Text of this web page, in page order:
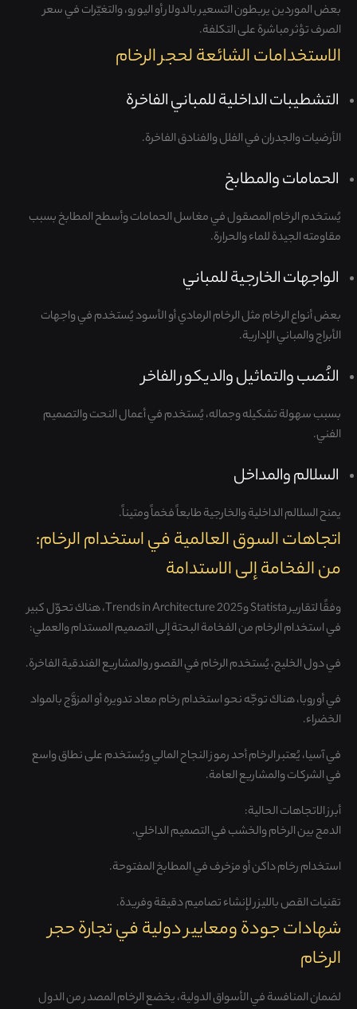
بعض الموردين يربطون التسعير بالدولار أو اليورو، والتغيّرات في سعر
الصرف تؤثر مباشرة على التكلفة.
الاستخدامات الشائعة لحجر الرخام
التشطيبات الداخلية للمباني الفاخرة
الأرضيات والجدران في الفلل والفنادق الفاخرة.
الحمامات والمطابخ
يُستخدم الرخام المصقول في مغاسل الحمامات وأسطح المطابخ بسبب
مقاومته الجيدة للماء والحرارة.
الواجهات الخارجية للمباني
بعض أنواع الرخام مثل الرخام الرمادي أو الأسود يُستخدم في واجهات
الأبراج والمباني الإدارية.
النُصب والتماثيل والديكور الفاخر
بسبب سهولة تشكيله وجماله، يُستخدم في أعمال النحت والتصميم
الفني.
السلالم والمداخل
يمنح السلالم الداخلية والخارجية طابعاً فخماً ومتيناً.
اتجاهات السوق العالمية في استخدام الرخام:
من الفخامة إلى الاستدامة
وفقًا لتقارير Statista وTrends in Architecture 2025، هناك تحوّل كبير
في استخدام الرخام من الفخامة البحتة إلى التصميم المستدام والعملي:
في دول الخليج، يُستخدم الرخام في القصور والمشاريع الفندقية الفاخرة.
في أوروبا، هناك توجّه نحو استخدام رخام معاد تدويره أو المزوَّج بالمواد
الخضراء.
في آسيا، يُعتبر الرخام أحد رموز النجاح المالي ويُستخدم على نطاق واسع
في الشركات والمشاريع العامة.
أبرز الاتجاهات الحالية:
الدمج بين الرخام والخشب في التصميم الداخلي.
استخدام رخام داكن أو مزخرف في المطابخ المفتوحة.
تقنيات القص بالليزر لإنشاء تصاميم دقيقة وفريدة.
شهادات جودة ومعايير دولية في تجارة حجر
الرخام
لضمان المنافسة في الأسواق الدولية، يخضع الرخام المصدر من الدول